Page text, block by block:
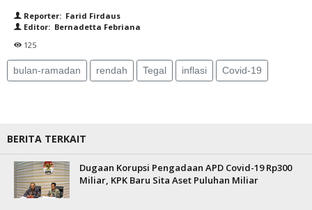
Reporter: Farid Firdaus
Editor: Bernadetta Febriana
125
bulan-ramadan rendah Tegal inflasi Covid-19
BERITA TERKAIT
Dugaan Korupsi Pengadaan APD Covid-19 Rp300
Miliar, KPK Baru Sita Aset Puluhan Miliar